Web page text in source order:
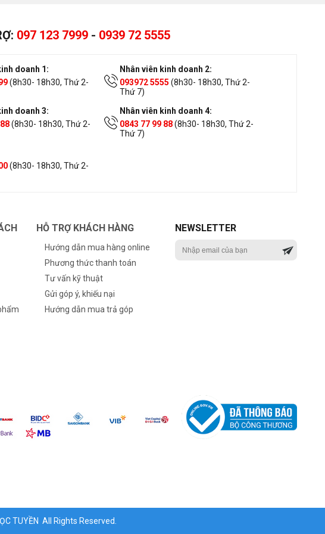
097 123 7999 - 0939 72 5555
doanh 1:
(8h30- 18h30, Thứ 2-
Nhân viên kinh doanh 2:
093972 5555 (8h30- 18h30, Thứ 2-
Thứ 7)
doanh 3:
(8h30- 18h30, Thứ 2-
Nhân viên kinh doanh 4:
0843 77 99 88(8h30- 18h30, Thứ 2-
Thứ 7)
(8h30- 18h30, Thứ 2-
HỖ TRỢ KHÁCH HÀNG
Hướng dẫn mua hàng online
Phương thức thanh toán
Tư vấn kỹ thuật
Gửi góp ý, khiếu nại
Hướng dẫn mua trả góp
NEWSLETTER
TUYỀN All Rights Reserved.